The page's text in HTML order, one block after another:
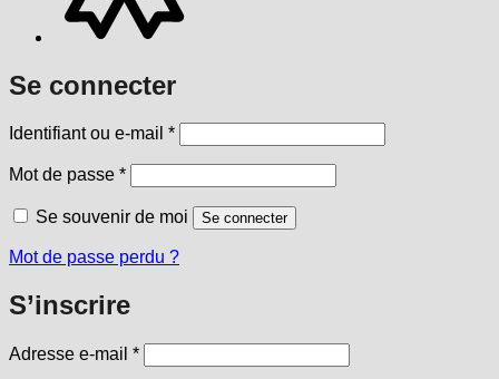
Se connecter
Identifiant ou e-mail *Obligatoire
Mot de passe *Obligatoire
Se souvenir de moi Se connecter
Mot de passe perdu ?
S’inscrire
Adresse e-mail *Obligatoire